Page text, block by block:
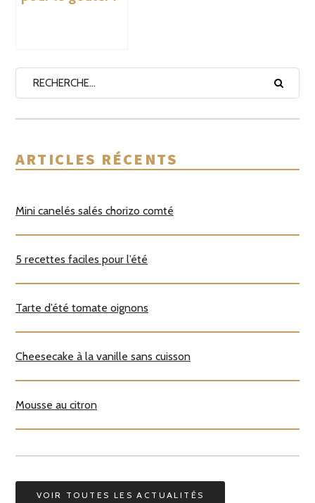
ARTICLES RÉCENTS
Mini canelés salés chorizo comté
5 recettes faciles pour l’été
Tarte d’été tomate oignons
Cheesecake à la vanille sans cuisson
Mousse au citron
VOIR TOUTES LES ACTUALITÉS